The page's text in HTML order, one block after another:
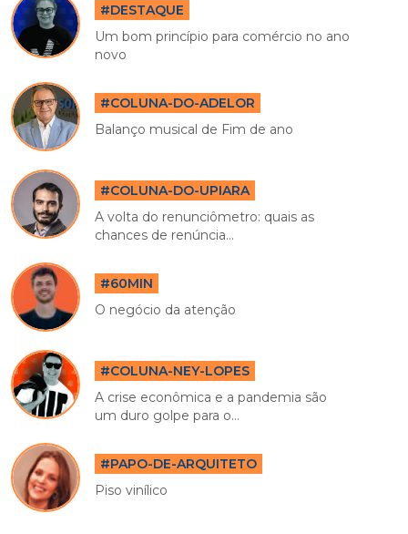
#DESTAQUE
Um bom princípio para comércio no ano
novo
#COLUNA-DO-ADELOR
Balanço musical de Fim de ano
#COLUNA-DO-UPIARA
A volta do renunciômetro: quais as
chances de renúncia...
#60MIN
O negócio da atenção
#COLUNA-NEY-LOPES
A crise econômica e a pandemia são
um duro golpe para o...
#PAPO-DE-ARQUITETO
Piso vinílico